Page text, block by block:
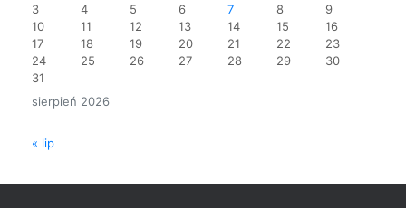
sierpień 2026
3
4 5 6 7 8
9
10
11 12 13 14 15
16
17
18 19 20 21 22
23
24
25 26 27 28 29
30
31
« lip